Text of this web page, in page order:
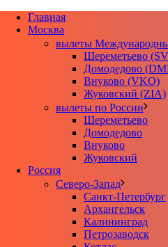
Главная
Москва
вылеты
Шереметьево
Домодедово
Внуково (VKO)
Жуковский (ZIA)
вылеты по России
Шереметьево
Домодедово
Внуково
Жуковский
Россия
Северо-Запад
Санкт-Петербург
Архангельск
Калининград
Петрозаводск